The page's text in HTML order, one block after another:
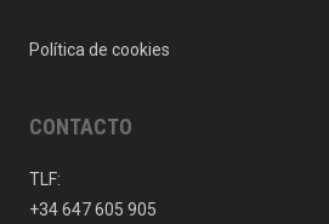
Política de cookies
CONTACTO
TLF:
+34 647 605 905